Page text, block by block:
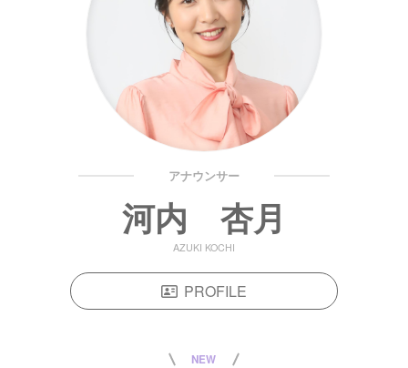
アナウンサー
河内 杏月
AZUKI KOCHI
PROFILE
NEW